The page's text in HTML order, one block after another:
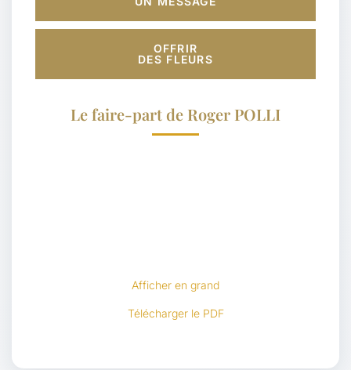
OFFRIR
DES FLEURS
Le faire-part de Roger POLLI
Afficher en grand
Télécharger le PDF